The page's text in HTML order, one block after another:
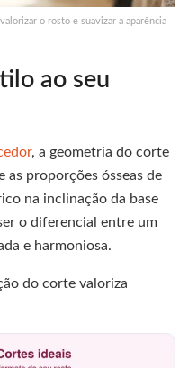
o rosto e suavizar a aparência
ao seu
, a geometria do corte
as proporções ósseas de
na inclinação da base
o diferencial entre um
e harmoniosa.
do corte valoriza